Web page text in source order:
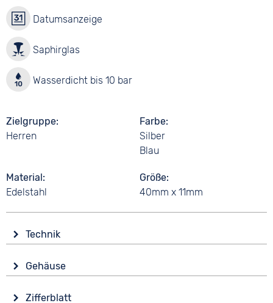
Datumsanzeige
Saphirglas
Wasserdicht bis 10 bar
Zielgruppe
Herren
Farbe
Silber
Blau
Material
Edelstahl
Größe
40mm x 11mm
Technik
Automatik
Funktionen
Gehäuse
Zifferblatt